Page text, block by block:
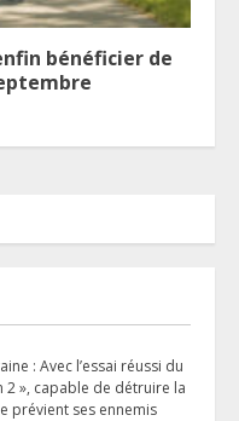
bénéficier de
: Avec l’essai réussi du
2 », capable de détruire la
prévient ses ennemis